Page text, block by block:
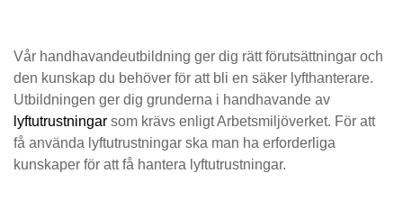
Vår handhavandeutbildning ger dig rätt förutsättningar och
den kunskap du behöver för att bli en säker lyfthanterare.
Utbildningen ger dig grunderna i handhavande av
lyftutrustningar som krävs enligt Arbetsmiljöverket. För att
få använda lyftutrustningar ska man ha erforderliga
kunskaper för att få hantera lyftutrustningar.